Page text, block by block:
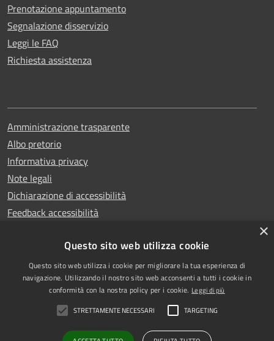
Prenotazione appuntamento
Segnalazione disservizio
Leggi le FAQ
Richiesta assistenza
Amministrazione trasparente
Albo pretorio
Informativa privacy
Note legali
Dichiarazione di accessibilità
Feedback accessibilità
RSS
Accessibilità
Copyright © 2025
Comune di Garlasco
×
Questo sito web utilizza cookie
Questo sito web utilizza i cookie per migliorare la tua esperienza di
navigazione. Utilizzando il nostro sito web acconsenti a tutti i cookie in
conformità con la nostra policy per i cookie. Leggi di più
STRETTAMENTE NECESSARI TARGETING